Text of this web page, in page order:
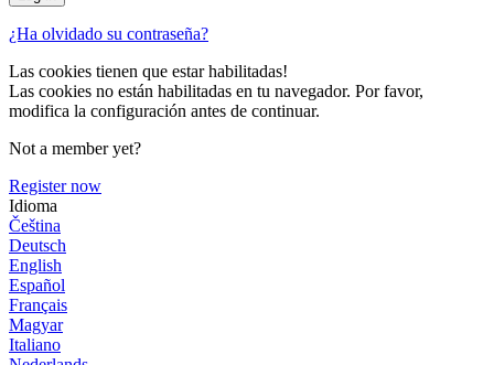
¿Ha olvidado su contraseña?
Las cookies tienen que estar habilitadas!
Las cookies no están habilitadas en tu navegador. Por favor,
modifica la configuración antes de continuar.
Not a member yet?
Register now
Idioma
Čeština
Deutsch
English
Español
Français
Magyar
Italiano